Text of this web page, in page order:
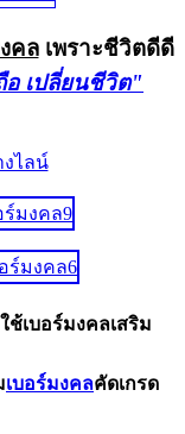
คลเพราะชีวิตดีดี
อ เปลี่ยนชีวิต"
ช้เบอร์มงคลเสริม
เบอร์มงคลคัดเกรด